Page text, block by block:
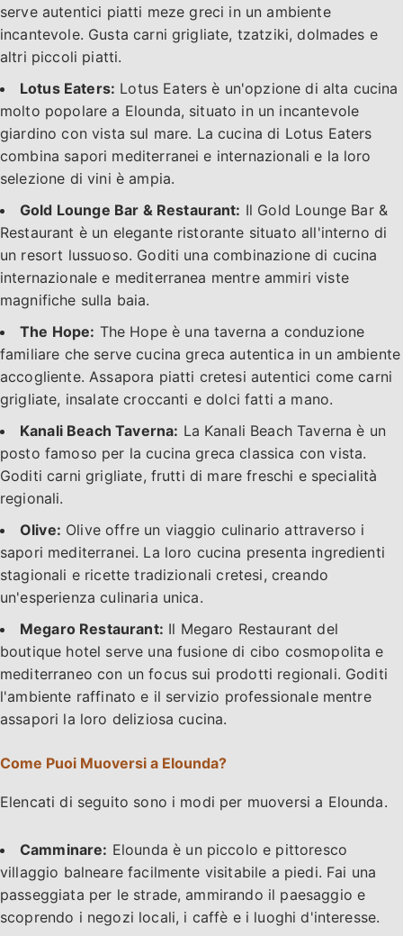
serve autentici piatti meze greci in un ambiente
incantevole. Gusta carni grigliate, tzatziki, dolmades e
altri piccoli piatti.
Lotus Eaters: Lotus Eaters è un'opzione di alta cucina
molto popolare a Elounda, situato in un incantevole
giardino con vista sul mare. La cucina di Lotus Eaters
combina sapori mediterranei e internazionali e la loro
selezione di vini è ampia.
Gold Lounge Bar & Restaurant: Il Gold Lounge Bar &
Restaurant è un elegante ristorante situato all'interno di
un resort lussuoso. Goditi una combinazione di cucina
internazionale e mediterranea mentre ammiri viste
magnifiche sulla baia.
The Hope: The Hope è una taverna a conduzione
familiare che serve cucina greca autentica in un ambiente
accogliente. Assapora piatti cretesi autentici come carni
grigliate, insalate croccanti e dolci fatti a mano.
Kanali Beach Taverna: La Kanali Beach Taverna è un
posto famoso per la cucina greca classica con vista.
Goditi carni grigliate, frutti di mare freschi e specialità
regionali.
Olive: Olive offre un viaggio culinario attraverso i
sapori mediterranei. La loro cucina presenta ingredienti
stagionali e ricette tradizionali cretesi, creando
un'esperienza culinaria unica.
Megaro Restaurant: Il Megaro Restaurant del
boutique hotel serve una fusione di cibo cosmopolita e
mediterraneo con un focus sui prodotti regionali. Goditi
l'ambiente raffinato e il servizio professionale mentre
assapori la loro deliziosa cucina.
Come Puoi Muoversi a Elounda?
Elencati di seguito sono i modi per muoversi a Elounda.
Camminare: Elounda è un piccolo e pittoresco
villaggio balneare facilmente visitabile a piedi. Fai una
passeggiata per le strade, ammirando il paesaggio e
scoprendo i negozi locali, i caffè e i luoghi d'interesse.